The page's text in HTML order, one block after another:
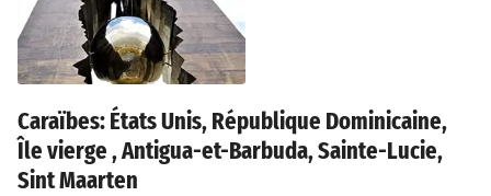
Caraïbes: États Unis, République Dominicaine,
Île vierge , Antigua-et-Barbuda, Sainte-Lucie,
Sint Maarten